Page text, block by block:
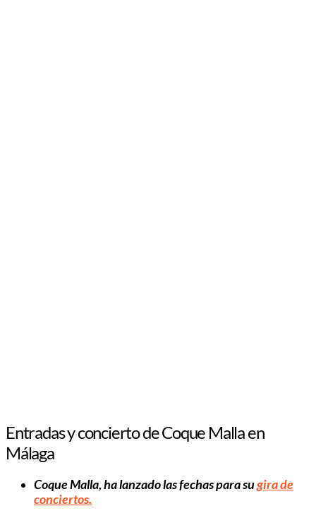
Entradas y concierto de Coque Malla en
Málaga
Coque Malla, ha lanzado las fechas para sugira de
conciertos.